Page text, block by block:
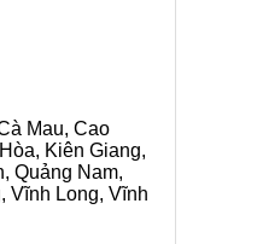
Mau, Cao
Kiên Giang,
Quảng Nam,
Vĩnh Long, Vĩnh